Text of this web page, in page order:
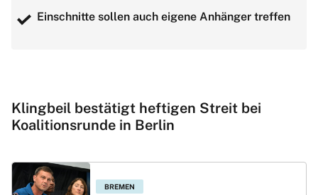
Einschnitte sollen auch eigene Anhänger treffen
Klingbeil bestätigt heftigen Streit bei
Koalitionsrunde in Berlin
BREMEN